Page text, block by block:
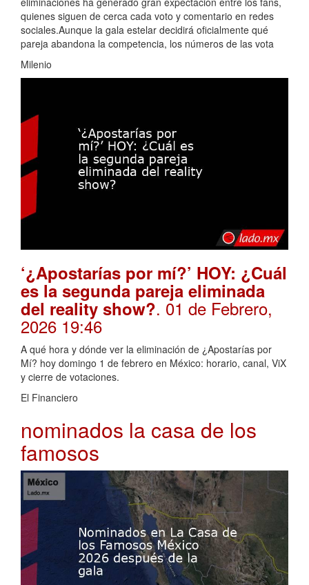
quienes siguen de cerca cada voto y comentario en redes
sociales.Aunque la gala estelar decidirá oficialmente qué
pareja abandona la competencia, los números de las vota
Milenio
‘¿Apostarías por mí?’ HOY: ¿Cuál
es la segunda pareja eliminada
del reality show?. 01 de Febrero,
2026 19:46
A qué hora y dónde ver la eliminación de ¿Apostarías por
Mí? hoy domingo 1 de febrero en México: horario, canal, ViX
y cierre de votaciones.
El Financiero
nominados la casa de los
famosos